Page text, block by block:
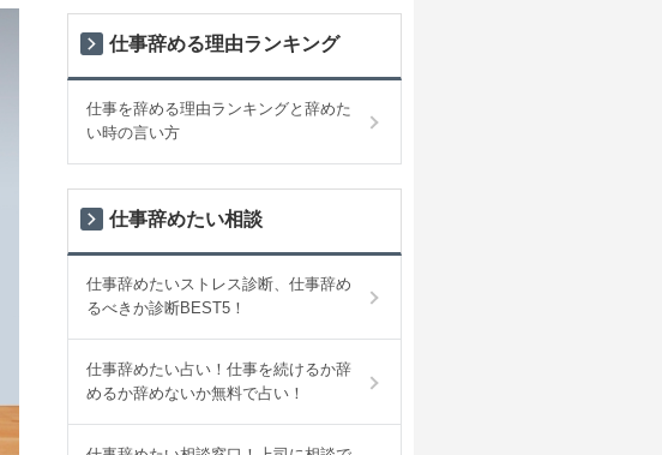
仕事辞める理由ランキング
仕事を辞める理由ランキングと辞めた
い時の言い方
仕事辞めたい相談
仕事辞めたいストレス診断、仕事辞め
るべきか診断BEST5！
仕事辞めたい占い！仕事を続けるか辞
めるか辞めないか無料で占い！